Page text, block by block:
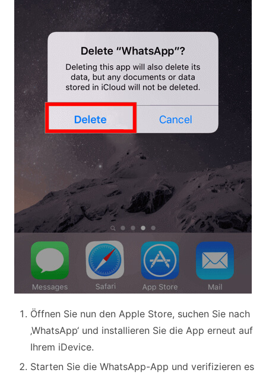
Öffnen Sie nun den Apple Store, suchen Sie nach
‚WhatsApp‘ und installieren Sie die App erneut auf
Ihrem iDevice.
Starten Sie die WhatsApp-App und verifizieren es